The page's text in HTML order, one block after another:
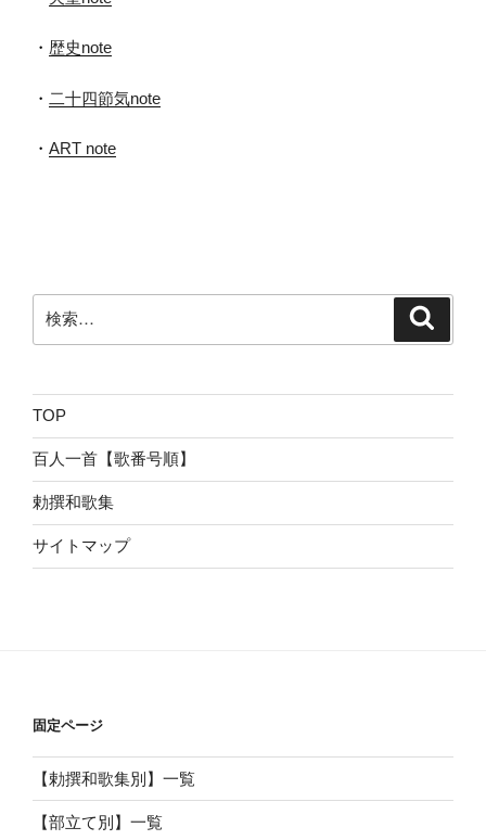
・ 歴史note
・ 二十四節気note
・ ART note
索:
TOP
百人一首【歌番号順】
勅撰和歌集
サイトマップ
固定ページ
【勅撰和歌集別】一覧
【部立て別】一覧